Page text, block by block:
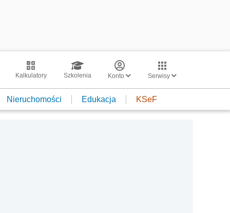
Kalkulatory Szkolenia Konto Serwisy
Nieruchomości Edukacja KSeF